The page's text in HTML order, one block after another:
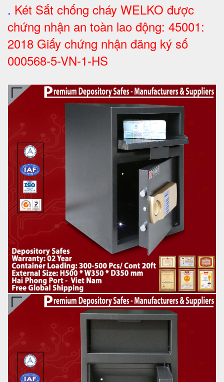
. Két Sắt chống cháy WELKO được
chứng nhận an toàn lao động: 45001:
2018 Giấy chứng nhận đăng ký số
000568-5-VN-1-HS